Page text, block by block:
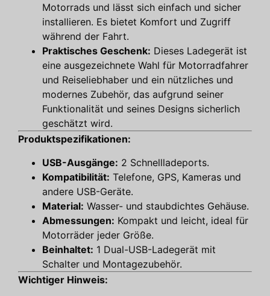
Motorrads und lässt sich einfach und sicher
installieren. Es bietet Komfort und Zugriff
während der Fahrt.
Praktisches Geschenk: Dieses Ladegerät ist
eine ausgezeichnete Wahl für Motorradfahrer
und Reiseliebhaber und ein nützliches und
modernes Zubehör, das aufgrund seiner
Funktionalität und seines Designs sicherlich
geschätzt wird.
Produktspezifikationen:
USB-Ausgänge: 2 Schnellladeports.
Kompatibilität: Telefone, GPS, Kameras und
andere USB-Geräte.
Material: Wasser- und staubdichtes Gehäuse.
Abmessungen: Kompakt und leicht, ideal für
Motorräder jeder Größe.
Beinhaltet: 1 Dual-USB-Ladegerät mit
Schalter und Montagezubehör.
Wichtiger Hinweis: